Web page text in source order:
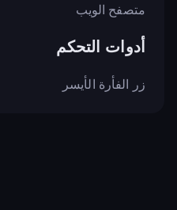
متصفح الويب
أدوات التحكم
زر الفأرة الأيسر